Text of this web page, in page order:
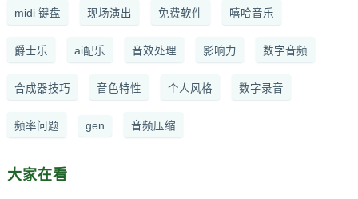
midi 键盘 现场演出 免费软件 嘻哈音乐
爵士乐 ai配乐 音效处理 影响力 数字音频
合成器技巧 音色特性 个人风格 数字录音
频率问题 gen 音频压缩
大家在看